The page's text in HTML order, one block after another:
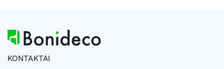
KONTAKTAI